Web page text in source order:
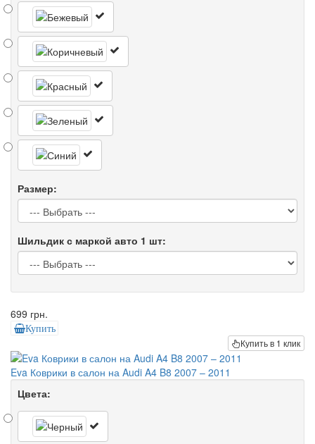
Размер:
Шильдик с маркой авто 1 шт:
699 грн.
Купить
Купить в 1 клик
Eva Коврики в салон на Audi A4 B8 2007 – 2011
Цвета: